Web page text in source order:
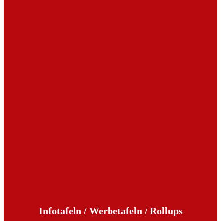
Infotafeln / Werbetafeln / Rollups